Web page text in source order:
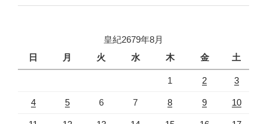
皇紀2679年8月
日
月 火 水 木 金 土
1 2 3
4 5 6 7 8 9 10